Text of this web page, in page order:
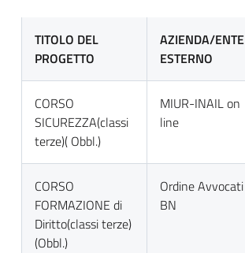
TITOLO DEL
PROGETTO
AZIENDA/ENTE
ESTERNO
CORSO
SICUREZZA(classi
terze)( Obbl.)
MIUR-INAIL on
line
CORSO
FORMAZIONE di
Diritto(classi terze)
(Obbl.)
Ordine Avvocati
BN